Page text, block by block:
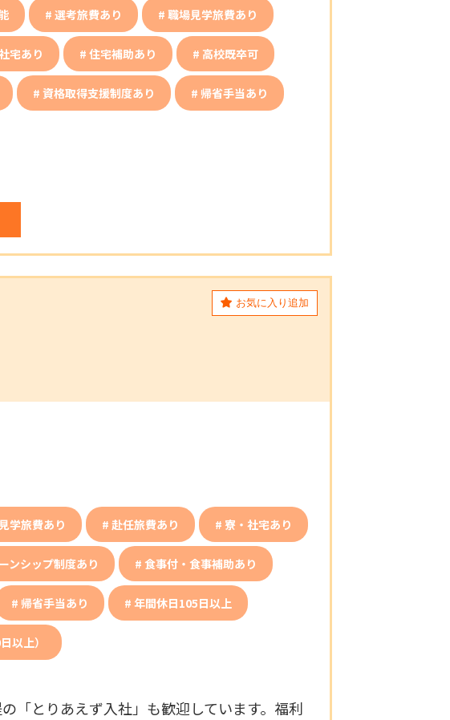
選考旅費あり 職場見学旅費あり
宅あり 住宅補助あり 高校既卒可
資格取得支援制度あり 帰省手当あり
お気に入り追加
学旅費あり 赴任旅費あり 寮・社宅あり
ンシップ制度あり 食事付・食事補助あり
帰省手当あり 年間休日105日以上
以上）
「とりあえず入社」も歓迎しています。福利